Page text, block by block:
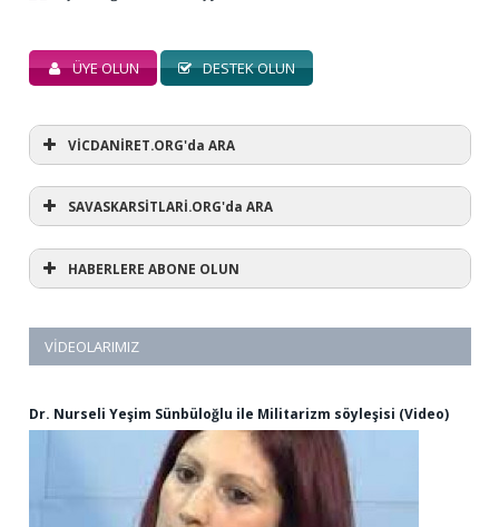
ÜYE OLUN DESTEK OLUN
VİCDANİRET.ORG'da ARA
SAVASKARSİTLARİ.ORG'da ARA
HABERLERE ABONE OLUN
VIDEOLARIMIZ
Dr. Nurseli Yeşim Sünbüloğlu ile Militarizm söyleşisi (Video)